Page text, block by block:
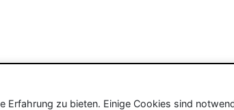
zu bieten. Einige Cookies sind